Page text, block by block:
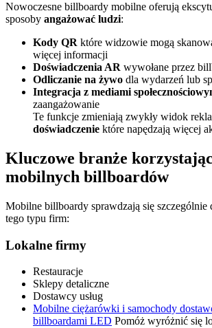
Nowoczesne billboardy mobilne oferują
sposoby angażować ludzi:
Kody QR które widzowie mogą
więcej informacji
Doświadczenia AR wywołane przez
Odliczanie na żywo dla wydarzeń lub
Integracja z mediami
zaangażowanie
Te funkcje zmieniają zwykły widok
doświadczenie które napędzają więcej
Kluczowe branże
mobilnych billboardów
Mobilne billboardy sprawdzają się szczególnie
tego typu firm:
Lokalne firmy
Restauracje
Sklepy detaliczne
Dostawcy usług
Mobilne ciężarówki i samochody
billboardami LED Pomóż wyróżnić się